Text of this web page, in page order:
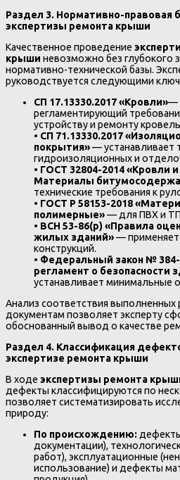
Раздел 3. Нормативно-правовая
экспертизы ремонта крыши
Качественное проведение
крыши невозможно без глубокого
нормативно-технической базы.
руководствуется следующими
СП 17.13330.2017 «Кровли»—
регламентирующий
устройству и ремонту
• СП 71.13330.2017
покрытия»— устанавливает
гидроизоляционных и
• ГОСТ 32804-2014 «Кровли
Материалы
технические требования к
• ГОСТ Р 58153-2018
полимерные»— для ПВХ и
• ВСН 53-86(р) «Правила
жилых зданий»—
конструкций.
• Федеральный закон №
регламент о безопасности
устанавливает минимальные
Анализ соответствия выполненных
документам позволяет эксперту
обоснованный вывод о качестве
Раздел 4. Классификация
экспертизе ремонта крыши
В ходе экспертизы ремонта
дефекты классифицируются по
позволяет систематизировать
природу:
По происхождению:
документации),
работ), эксплуатационные
использование) и дефекты